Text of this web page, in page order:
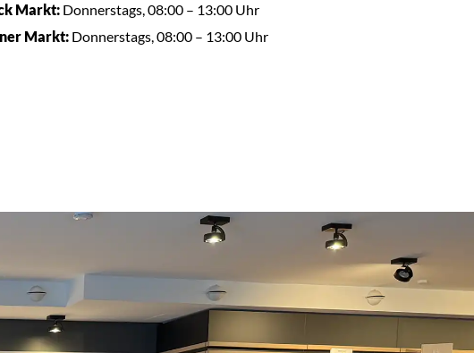
Markt: Donnerstags, 08:00 – 13:00 Uhr
Markt: Donnerstags, 08:00 – 13:00 Uhr